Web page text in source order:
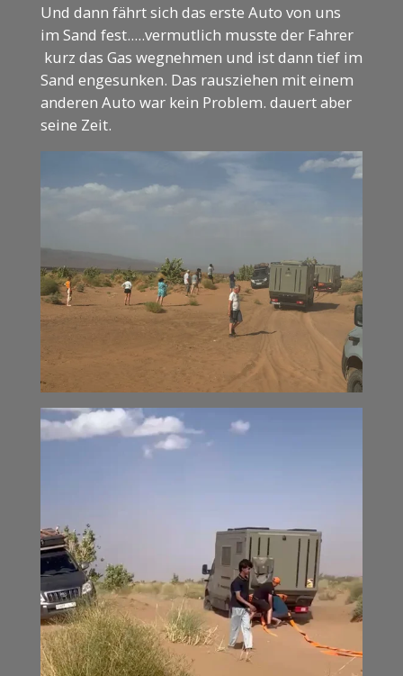
Und dann fährt sich das erste Auto von uns
im Sand fest.....vermutlich musste der Fahrer
kurz das Gas wegnehmen und ist dann tief im
Sand engesunken. Das rausziehen mit einem
anderen Auto war kein Problem. dauert aber
seine Zeit.